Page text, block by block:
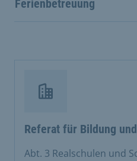
Ferienbetreuung
Referat für Bildung
Abt. 3 Realschulen und